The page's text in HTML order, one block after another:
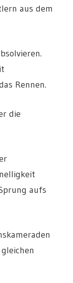
aus dem
Rennen.
die
aufs